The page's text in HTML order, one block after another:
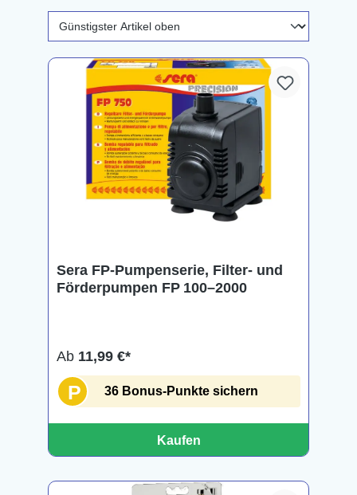
Sera FP-Pumpenserie, Filter- und
Förderpumpen FP 100–2000
Ab 11,99 €*
P 36 Bonus-Punkte sichern
Kaufen